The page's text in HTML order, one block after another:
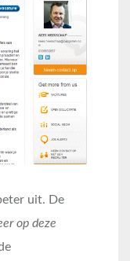
uit. De
op deze